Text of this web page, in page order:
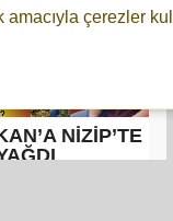
NİZİP’TE
çerezler